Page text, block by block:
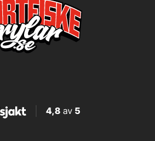
4,8av 5